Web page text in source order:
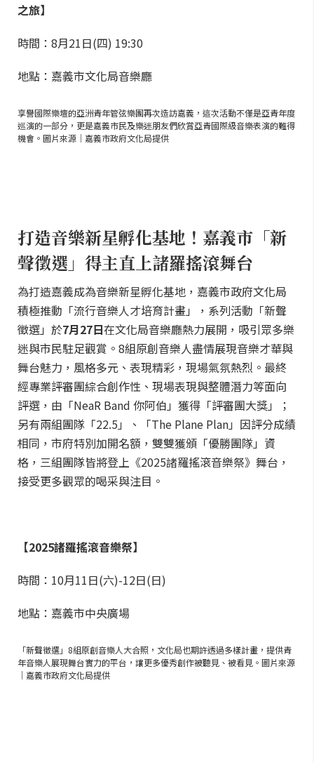
之旅】
時間：8月21日(四) 19:30
地點：嘉義市文化局音樂廳
享譽國際樂壇的亞洲青年管弦樂團再次造訪嘉義，這次活動不僅是亞青年度
巡演的一部分，更是嘉義市民及樂迷朋友們欣賞亞青國際級音樂表演的難得
機會。圖片來源｜嘉義市政府文化局提供
打造音樂新星孵化基地！嘉義市「新
聲徵選」得主直上諸羅搖滾舞台
為打造嘉義成為音樂新星孵化基地，嘉義市政府文化局
積極推動「流行音樂人才培育計畫」，系列活動「新聲
徵選」於7月27日在文化局音樂廳熱力展開，吸引眾多樂
迷與市民駐足觀賞。8組原創音樂人盡情展現音樂才華與
舞台魅力，風格多元、表現精彩，現場氣氛熱烈。最終
經專業評審團綜合創作性、現場表現與整體潛力等面向
評選，由「NeaR Band 你阿伯」獲得「評審團大獎」；
另有兩組團隊「22.5」、「The Plane Plan」因評分成績
相同，市府特別加開名額，雙雙獲頒「優勝團隊」資
格，三組團隊皆將登上《2025諸羅搖滾音樂祭》舞台，
接受更多觀眾的喝采與注目。
【2025諸羅搖滾音樂祭】
時間：10月11日(六)-12日(日)
地點：嘉義市中央廣場
「新聲徵選」8組原創音樂人大合照，文化局也期許透過多樣計畫，提供青
年音樂人展現舞台實力的平台，讓更多優秀創作被聽見、被看見。圖片來源
｜嘉義市政府文化局提供